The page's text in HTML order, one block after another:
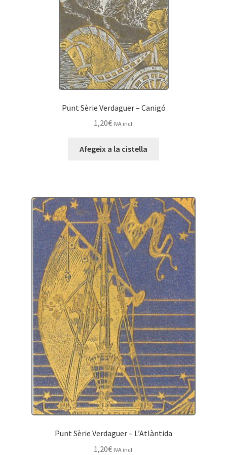
Punt Sèrie Verdaguer – Canigó
1,20€ IVA incl.
Afegeix a la cistella
Punt Sèrie Verdaguer – L’Atlàntida
1,20€ IVA incl.